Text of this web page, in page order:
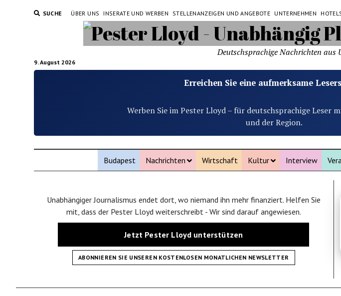
SUCHE ÜBER UNS INSERATE UND WERBEN STELLENANZEIGEN UND ANGEBOTE UNTERNEHMEN
9. August 2026
Deutschsprachige Nachrichten aus
Erreichen Sie eine aufmerksame
Werben Sie im Pester Lloyd – für deutschsprachige Leser
und der Region.
Budapest Nachrichten Wirtschaft Kultur Interview
Unabhängiger Journalismus endet dort, wo niemand ihn mehr finanziert. Helfen Sie
mit, dass der Pester Lloyd weiterschreibt - Wir sind darauf angewiesen.
Jetzt Pester Lloyd unterstützen
ABONNIEREN SIE UNSEREN KOSTENLOSEN MONATLICHEN NEWSLETTER